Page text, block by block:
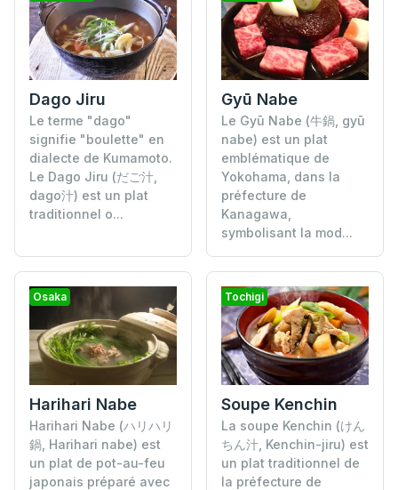
Dago Jiru
Le terme "dago"
signifie "boulette" en
dialecte de Kumamoto.
Le Dago Jiru (だご汁,
dago汁) est un plat
traditionnel o...
Gyū Nabe
Le Gyū Nabe (牛鍋, gyū
nabe) est un plat
emblématique de
Yokohama, dans la
préfecture de
Kanagawa,
symbolisant la mod...
Osaka
Harihari Nabe
Harihari Nabe (ハリハリ
鍋, Harihari nabe) est
un plat de pot-au-feu
japonais préparé avec
Tochigi
Soupe Kenchin
La soupe Kenchin (けん
ちん汁, Kenchin-jiru) est
un plat traditionnel de
la préfecture de